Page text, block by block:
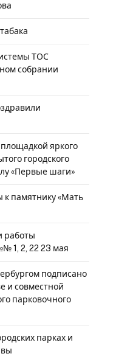
ТОС
собрании
яркого
городского
«Первые шаги»
к памятнику «Мать
работы
1, 2, 22 23 мая
подписано
и совместной
парковочного
парках и